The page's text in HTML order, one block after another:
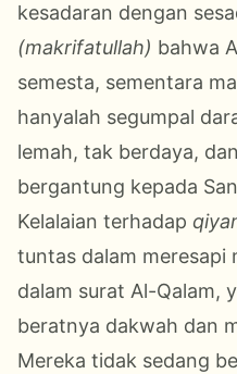
kesadaran dengan
(makrifatullah) bahwa
semesta, sementara
hanyalah segumpal
lemah, tak berdaya,
bergantung kepada
Kelalaian terhadap
tuntas dalam meresapi
dalam surat Al-Qalam,
beratnya dakwah dan
Mereka tidak sedang